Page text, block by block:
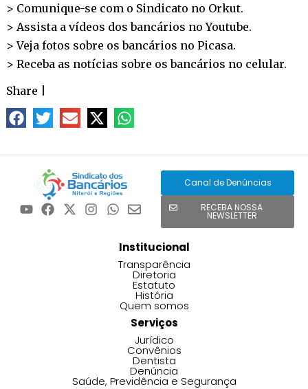
> Comunique-se com o Sindicato no Orkut.
> Assista a vídeos dos bancários noYoutube.
> Veja fotos sobre os bancários no Picasa.
> Receba as notícias sobre os bancários no celular.
Share
Canal de Denúncias
RECEBA NOSSA
NEWSLETTER
Institucional
Transparência
Diretoria
Estatuto
História
Quem somos
Serviços
Jurídico
Convênios
Dentista
Denúncia
Saúde, Previdência e Segurança